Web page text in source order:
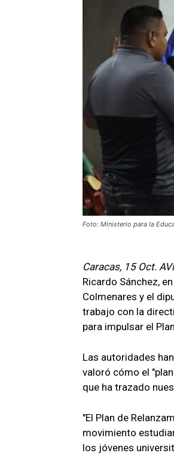
Foto: Ministerio para la
Caracas, 15 Oct.
Ricardo Sánchez,
Colmenares y el
trabajo con la
para impulsar el
Las autoridades
valoró cómo el
que ha trazado
"El Plan de
movimiento
los jóvenes